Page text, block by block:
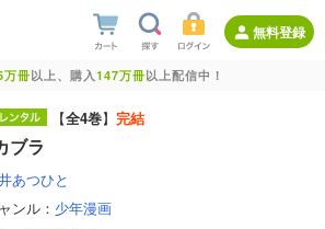
無料登録
万冊以上、購入147万冊以上配信中！
【全4巻】 完結
ブラ
あつひと
ンル： 少年漫画